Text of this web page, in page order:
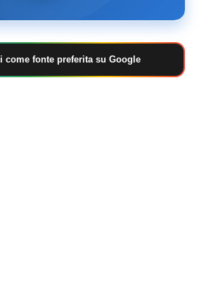
come fonte preferita su Google